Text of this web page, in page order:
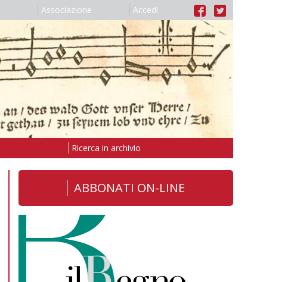
Associazione Accedi
Ricerca in archivio
ABBONATI ON-LINE